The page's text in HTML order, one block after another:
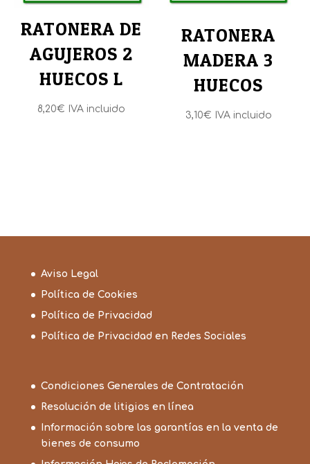
RATONERA DE
AGUJEROS 2
HUECOS L
8,20€ IVA incluido
RATONERA
MADERA 3
HUECOS
3,10€ IVA incluido
Aviso Legal
Política de Cookies
Política de Privacidad
Política de Privacidad en Redes Sociales
Condiciones Generales de Contratación
Resolución de litigios en línea
Información sobre las garantías en la venta de
bienes de consumo